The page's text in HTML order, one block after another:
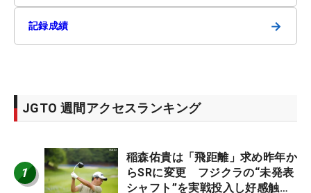
記録成績 →
JGTO 週間アクセスランキング
1
稲森佑貴は「飛距離」求め昨年か
らSRに変更 フジクラの“未発表
シャフト”を実戦投入し好感触